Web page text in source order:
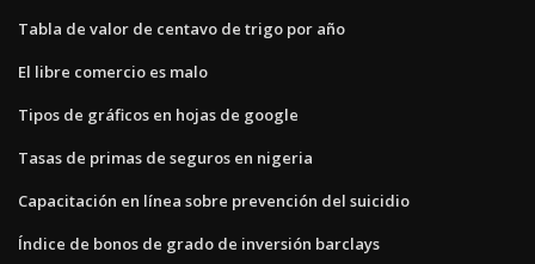
Tabla de valor de centavo de trigo por año
El libre comercio es malo
Tipos de gráficos en hojas de google
Tasas de primas de seguros en nigeria
Capacitación en línea sobre prevención del suicidio
Índice de bonos de grado de inversión barclays